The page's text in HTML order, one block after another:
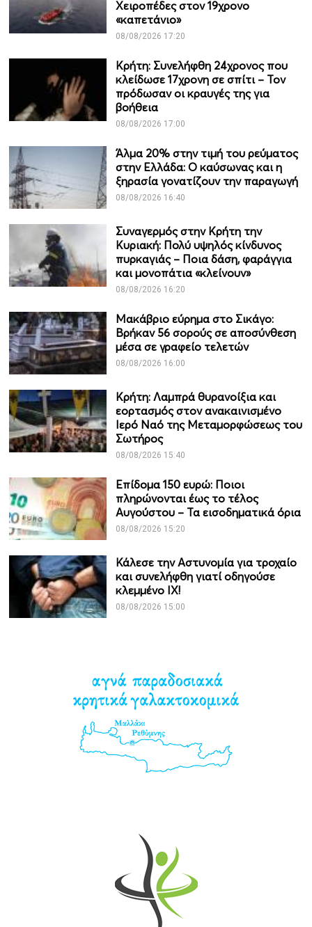
Χειροπέδες στον 19χρονο
«καπετάνιο»
08/08/2026 17:20
Κρήτη: Συνελήφθη 24χρονος που
κλείδωσε 17χρονη σε σπίτι – Τον
πρόδωσαν οι κραυγές της για
βοήθεια
08/08/2026 17:00
Άλμα 20% στην τιμή του ρεύματος
στην Ελλάδα: Ο καύσωνας και η
ξηρασία γονατίζουν την παραγωγή
08/08/2026 16:40
Συναγερμός στην Κρήτη την
Κυριακή: Πολύ υψηλός κίνδυνος
πυρκαγιάς – Ποια δάση, φαράγγια
και μονοπάτια «κλείνουν»
08/08/2026 16:20
Μακάβριο εύρημα στο Σικάγο:
Βρήκαν 56 σορούς σε αποσύνθεση
μέσα σε γραφείο τελετών
08/08/2026 16:00
Κρήτη: Λαμπρά θυρανοίξια και
εορτασμός στον ανακαινισμένο
Ιερό Ναό της Μεταμορφώσεως του
Σωτήρος
08/08/2026 15:40
Επίδομα 150 ευρώ: Ποιοι
πληρώνονται έως το τέλος
Αυγούστου – Τα εισοδηματικά όρια
08/08/2026 15:20
Κάλεσε την Αστυνομία για τροχαίο
και συνελήφθη γιατί οδηγούσε
κλεμμένο ΙΧ!
08/08/2026 15:00